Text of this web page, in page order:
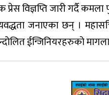
विज्ञप्ति जारी गर्दै
जनाएका छन् ।
ईन्जिनियरहरुको